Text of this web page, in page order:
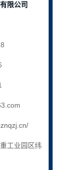
限公司
工业园区纬